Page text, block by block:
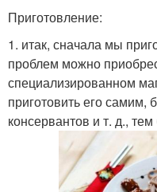
Приготовление:
1. итак, сначала мы
проблем можно
специализированном
приготовить его самим,
консервантов и т. д.,